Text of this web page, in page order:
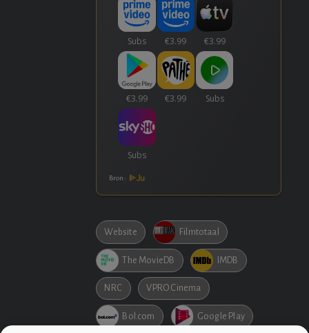
Bron:
Website Filmtotaal
The MovieDB IMDB
NRC VPRO Cinema
Bol.com Google Play